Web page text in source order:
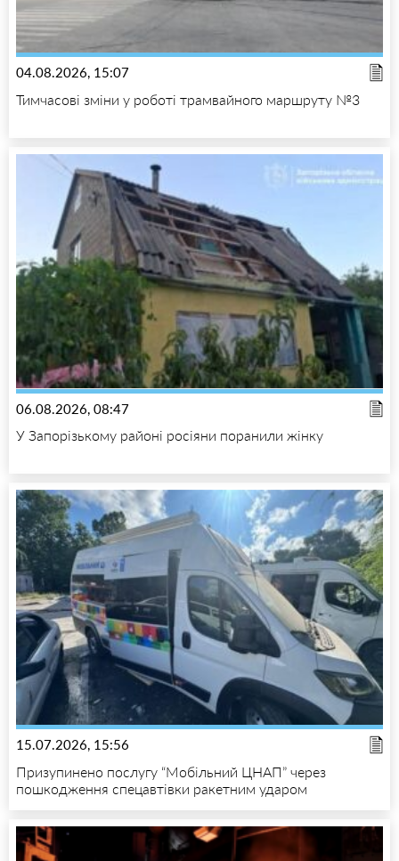
04.08.2026, 15:07
Тимчасові зміни у роботі трамвайного маршруту №3
06.08.2026, 08:47
У Запорізькому районі росіяни поранили жінку
15.07.2026, 15:56
Призупинено послугу “Мобільний ЦНАП” через
пошкодження спецавтівки ракетним ударом